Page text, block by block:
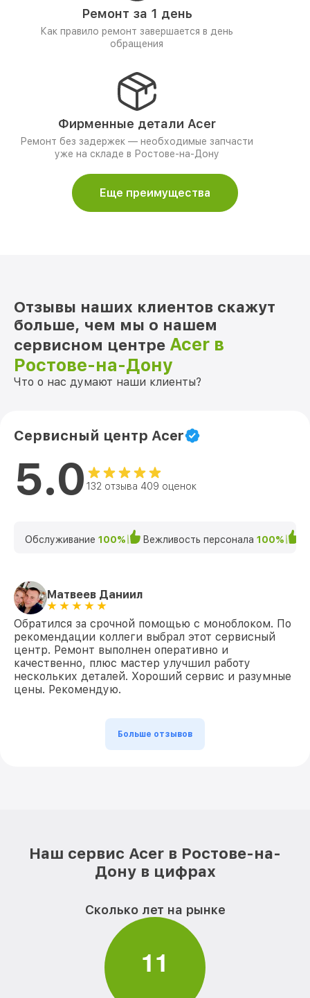
Ремонт за 1 день
Как правило ремонт завершается в день
обращения
Фирменные детали Acer
Ремонт без задержек — необходимые запчасти
уже на складе в Ростове-на-Дону
Еще преимущества
Отзывы наших клиентов скажут
больше, чем мы о нашем
сервисном центре Acer в
Ростове-на-Дону
Что о нас думают наши клиенты?
Сервисный центр Acer
5.0 132 отзыва 409 оценок
Обслуживание 100% Вежливость персонала 100%
Матвеев Даниил
Обратился за срочной помощью с моноблоком. По
рекомендации коллеги выбрал этот сервисный
центр. Ремонт выполнен оперативно и
качественно, плюс мастер улучшил работу
нескольких деталей. Хороший сервис и разумные
цены. Рекомендую.
Больше отзывов
Наш сервис Acer в Ростове-на-
Дону в цифрах
Сколько лет на рынке
11